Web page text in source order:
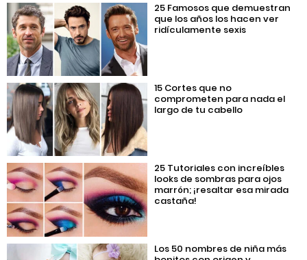
25 Famosos que demuestran
que los años los hacen ver
ridículamente sexis
15 Cortes que no
comprometen para nada el
largo de tu cabello
25 Tutoriales con increíbles
looks de sombras para ojos
marrón; ¡resaltar esa mirada
castaña!
Los 50 nombres de niña más